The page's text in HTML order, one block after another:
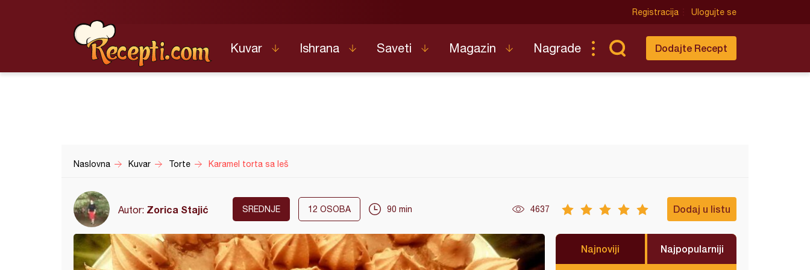
Registracija Ulogujte se
Kuvar Ishrana Saveti Magazin Nagrade Dodajte Recept
Naslovna Kuvar Torte Karamel torta sa leš
Autor: Zorica Stajić SREDNJE 12 OSOBA 90 min 4637 Dodaj u listu
Najnoviji Najpopularniji